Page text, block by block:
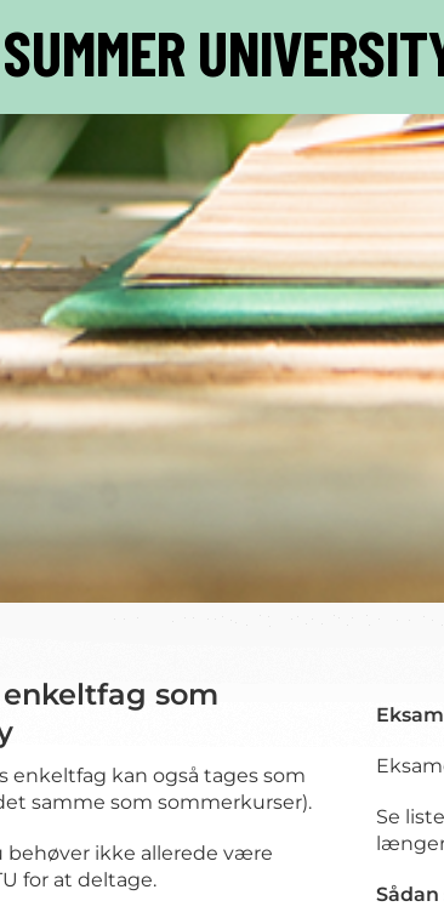
som
enkeltfag kan også tages som
samme som sommerkurser).
behøver ikke allerede være
for at deltage.
Se